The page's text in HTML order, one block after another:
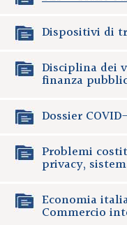
Dispositivi di
Disciplina dei
finanza
Dossier
Problemi
privacy,
Economia
Commercio